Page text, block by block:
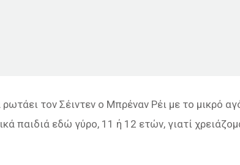
ρωτάει τον Σέιντεν ο Μπρέναν Ρέι με το μικρό
παιδιά εδώ γύρο, 11 ή 12 ετών, γιατί